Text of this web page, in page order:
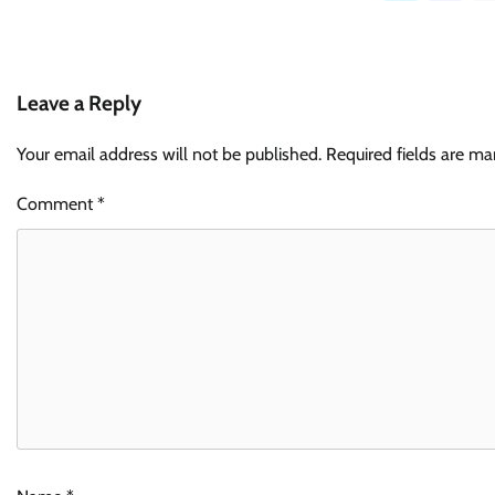
Leave a Reply
Your email address will not be published. Required fields are
Comment*